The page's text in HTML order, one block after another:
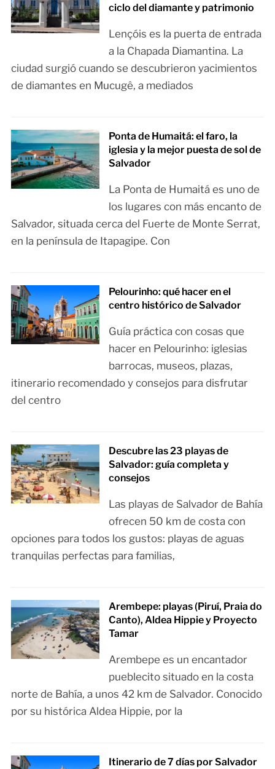
ciclo del diamante y patrimonio
Lençóis es la puerta de entrada
a la Chapada Diamantina. La
ciudad surgió cuando se descubrieron yacimientos
de diamantes en Mucugê, a mediados
Ponta de Humaitá: el faro, la
iglesia y la mejor puesta de sol de
Salvador
La Ponta de Humaitá es uno de
los lugares con más encanto de
Salvador, situada cerca del Fuerte de Monte Serrat,
en la península de Itapagipe. Con
Pelourinho: qué hacer en el
centro histórico de Salvador
Guía práctica con cosas que
hacer en Pelourinho: iglesias
barrocas, museos, plazas,
itinerario recomendado y consejos para disfrutar
del centro
Descubre las 23 playas de
Salvador: guía completa y
consejos
Las playas de Salvador de Bahía
ofrecen 50 km de costa con
opciones para todos los gustos: playas de aguas
tranquilas perfectas para familias,
Arembepe: playas (Piruí, Praia do
Canto), Aldea Hippie y Proyecto
Tamar
Arembepe es un encantador
pueblecito situado en la costa
norte de Bahía, a unos 42 km de Salvador. Conocido
por su histórica Aldea Hippie, por la
Itinerario de 7 días por Salvador